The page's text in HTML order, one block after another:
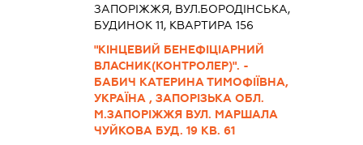
ЗАПОРІЖЖЯ, ВУЛ.БОРОДІНСЬКА,
БУДИНОК 11, КВАРТИРА 156
"КІНЦЕВИЙ БЕНЕФІЦІАРНИЙ
ВЛАСНИК(КОНТРОЛЕР)". -
БАБИЧ КАТЕРИНА ТИМОФІЇВНА,
УКРАЇНА , ЗАПОРІЗЬКА ОБЛ.
М.ЗАПОРІЖЖЯ ВУЛ. МАРШАЛА
ЧУЙКОВА БУД. 19 КВ. 61